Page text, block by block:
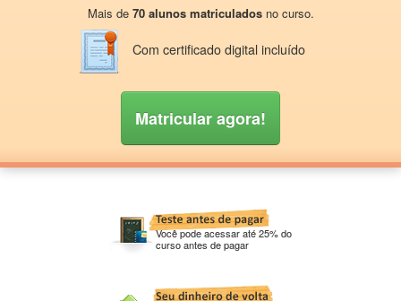
Mais de 70 alunos matriculadosno curso.
Com certificado digital incluído
Matricular agora!
Você pode acessar até 25% do
curso antes de pagar